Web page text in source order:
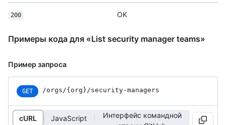
200 OK
Примеры кода для «List security manager teams»
Пример запроса
GET /orgs/{org}/security-managers
cURL JavaScript
Интерфейс командной